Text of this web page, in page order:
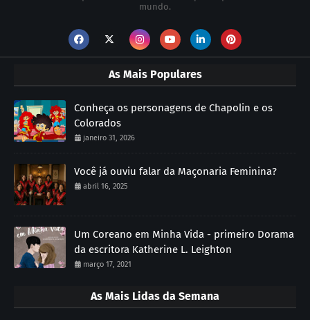
mundo.
As Mais Populares
Conheça os personagens de Chapolin e os
Colorados
janeiro 31, 2026
Você já ouviu falar da Maçonaria Feminina?
abril 16, 2025
Um Coreano em Minha Vida - primeiro Dorama
da escritora Katherine L. Leighton
março 17, 2021
As Mais Lidas da Semana